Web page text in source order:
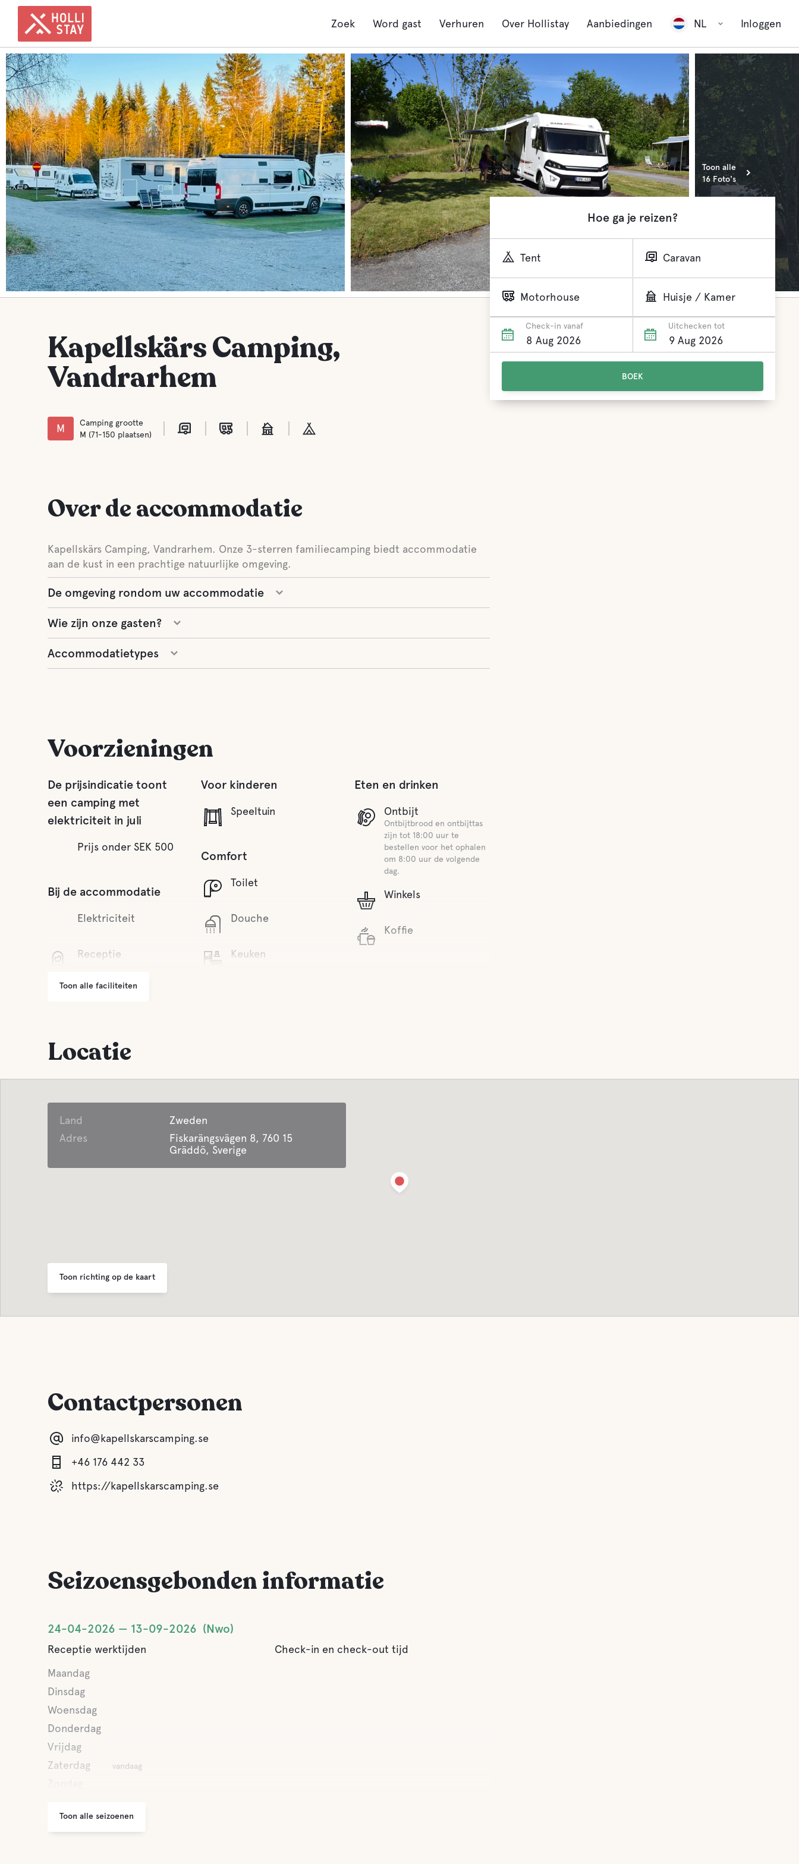
Zoek Word gast Verhuren Over Hollistay Aanbiedingen NL Inloggen
Toon alle
16 Foto's
Kapellskärs Camping,
Vandrarhem
M
Camping grootte
M (71-150 plaatsen)
Over de accommodatie
Kapellskärs Camping, Vandrarhem. Onze 3-sterren familiecamping biedt accommodatie
aan de kust in een prachtige natuurlijke omgeving.
De omgeving rondom uw accommodatie
Wie zijn onze gasten?
Accommodatietypes
Voorzieningen
De prijsindicatie toont
een camping met
elektriciteit in juli
Prijs onder SEK 500
Bij de accommodatie
Elektriciteit
Receptie
Wifi
Grill ruimte
Voorzieningen voor
gasten met een
kamperen. Neem contact
met ons op voor informatie.
Voor kinderen
Speeltuin
Comfort
Toilet
Douche
Keuken
Zoet water
Leegmaken mogelijk
Eten en drinken
Ontbijt
Ontbijtbrood en ontbijttas
zijn tot 18:00 uur te
bestellen voor het ophalen
om 8:00 uur de volgende
dag.
Winkels
Koffie
Activiteiten
Wandelpaden
Toon alle faciliteiten
Locatie
Land
Zweden
Adres
Fiskarängsvägen 8, 760 15
Gräddö, Sverige
Toon richting op de kaart
Contactpersonen
info@kapellskarscamping.se
+46 176 442 33
https://kapellskarscamping.se
Seizoensgebonden informatie
24-04-2026 13-09-2026 Nwo
Receptie werktijden
Maandag
Dinsdag
Woensdag
Donderdag
Vrijdag
Zaterdag
vandaag
Check-in en check-out tijd
Toon alle seizoenen
Hoe ga je reizen?
Tent Caravan
Motorhouse Huisje / Kamer
Check-in vanaf Uitchecken tot
BOEK